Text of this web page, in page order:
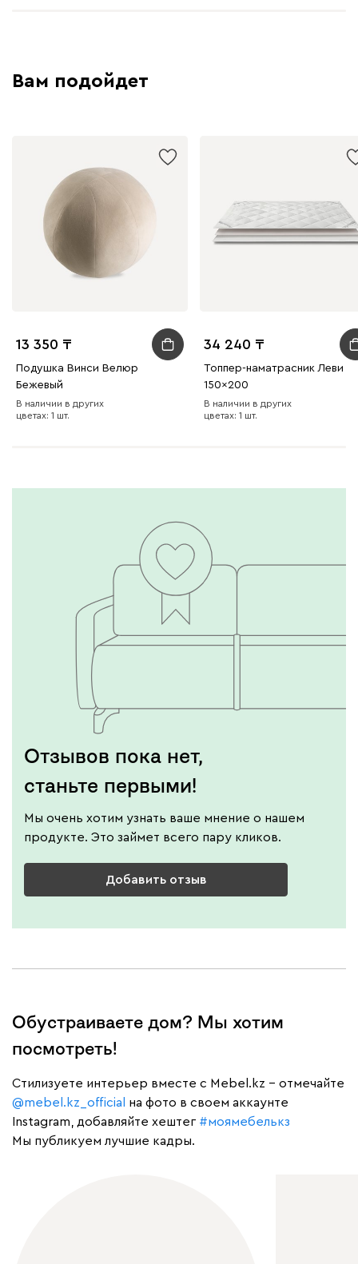
Вам подойдет
13 350
Подушка Винси Велюр
Бежевый
В наличии в других
цветах: 1 шт.
34 240
Топпер-наматрасник Леви
150x200
В наличии в других
цветах: 1 шт.
Отзывов пока нет,
станьте первыми!
Мы очень хотим узнать ваше мнение о нашем
продукте. Это займет всего пару кликов.
Добавить отзыв
Обустраиваете дом? Мы хотим
посмотреть!
Cтилизуете интерьер вместе с Mebel.kz – отмечайте
@mebel.kz_official
на фото в своем аккаунте
Instagram, добавляйте хештег #моямебелькз
Мы публикуем лучшие кадры.